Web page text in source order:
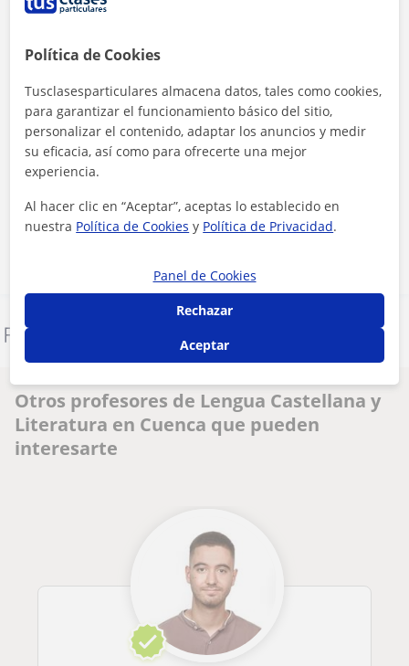
Al hacer clic, aceptas nuestro
Contactar ahora
Denunciar este perfil
Otros profesores de Lengua Castellana y
Literatura en Cuenca que pueden
interesarte
Política de Cookies
Tusclasesparticulares almacena datos, tales como cookies,
para garantizar el funcionamiento básico del sitio,
personalizar el contenido, adaptar los anuncios y medir
su eficacia, así como para ofrecerte una mejor
experiencia.
Al hacer clic en “Aceptar”, aceptas lo establecido en
nuestra Política de Cookies y Política de Privacidad.
Panel de Cookies
Rechazar
Aceptar